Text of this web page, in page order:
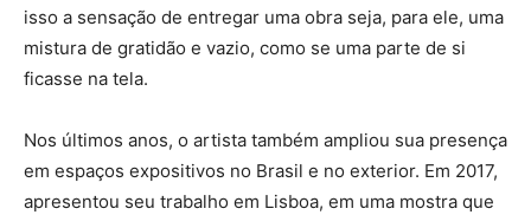
isso a sensação de entregar uma obra seja, para ele, uma
mistura de gratidão e vazio, como se uma parte de si
ficasse na tela.
Nos últimos anos, o artista também ampliou sua presença
em espaços expositivos no Brasil e no exterior. Em 2017,
apresentou seu trabalho em Lisboa, em uma mostra que